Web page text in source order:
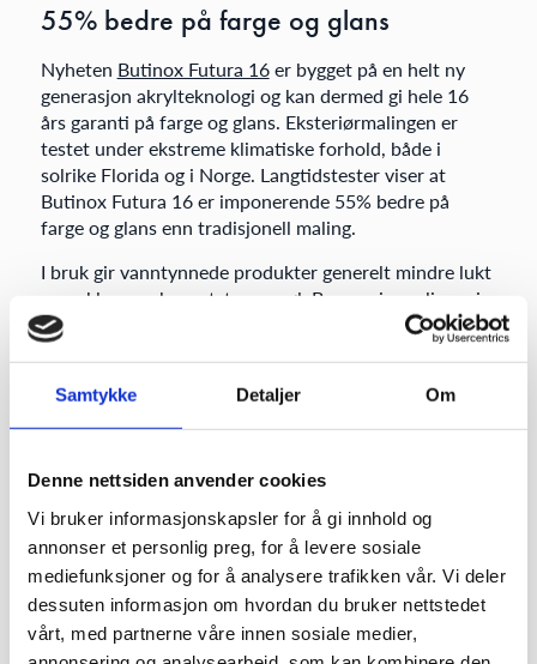
Samtykke Detaljer Om
Denne nettsiden anvender cookies
Vi bruker informasjonskapsler for å gi innhold og
annonser et personlig preg, for å levere sosiale
mediefunksjoner og for å analysere trafikken vår. Vi deler
dessuten informasjon om hvordan du bruker nettstedet
vårt, med partnerne våre innen sosiale medier,
55% bedre på farge og glans
Nyheten Butinox Futura 16er bygget på en helt ny
generasjon akrylteknologi og kan dermed gi hele 16
års garanti på farge og glans. Eksteriørmalingen er
testet under ekstreme klimatiske forhold, både i
solrike Florida og i Norge. Langtidstester viser at
Butinox Futura 16 er imponerende 55% bedre på
farge og glans enn tradisjonell maling.
I bruk gir vanntynnede produkter generelt mindre lukt
og enklere vask av utstyr og søl. Begrensinger ligger i
at lagring (tåler ikke frost) og påføring i kalde perioder
med temperaturer ned mot frysepunktet ikke
I sum er det likevel slik at malingenes egenskaper i
på dette. Fasadeproduktene fra Butinox Futura er
produktene oppfyller strenge helse – og miljømessige
krav, samt meget god kvalitet i henhold til Svanens
strenge kriterier.